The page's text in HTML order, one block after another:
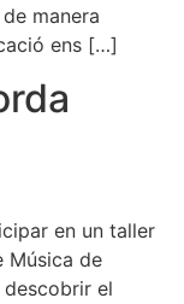
manera
ens […]
en un taller
Música de
el